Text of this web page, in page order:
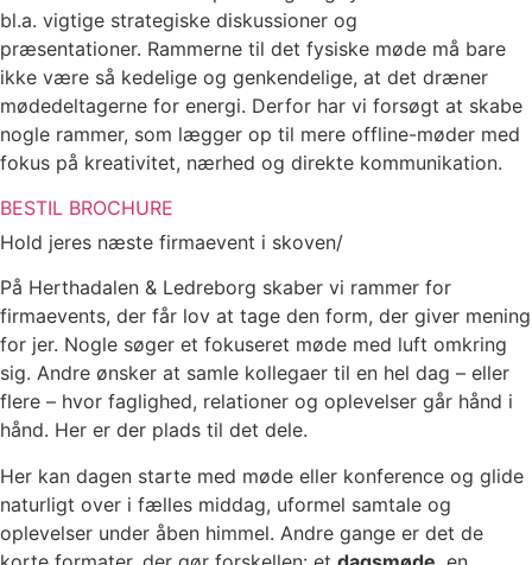
bl.a. vigtige strategiske diskussioner og
præsentationer. Rammerne til det fysiske møde må bare
ikke være så kedelige og genkendelige, at det dræner
mødedeltagerne for energi. Derfor har vi forsøgt at skabe
nogle rammer, som lægger op til mere offline-møder med
fokus på kreativitet, nærhed og direkte kommunikation.
BESTIL BROCHURE
Hold jeres næste firmaevent i skoven/
På Herthadalen & Ledreborg skaber vi rammer for
firmaevents, der får lov at tage den form, der giver mening
for jer. Nogle søger et fokuseret møde med luft omkring
sig. Andre ønsker at samle kollegaer til en hel dag – eller
flere – hvor faglighed, relationer og oplevelser går hånd i
hånd. Her er der plads til det dele.
Her kan dagen starte med møde eller konference og glide
naturligt over i fælles middag, uformel samtale og
oplevelser under åben himmel. Andre gange er det de